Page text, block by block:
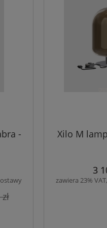
- Xilo M
3
zawiera 23%